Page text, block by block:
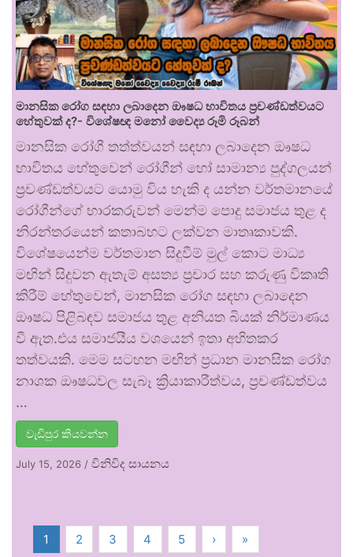
මානසික රෝග සඳහා ලබාදෙන ඖෂධ භාවිතය ප්‍රචණ්ඩත්වයට
හේතුවක් ද?- විශේෂඥ මනෝ වෛද්‍ය රූමි රූබන්
මානසික රෝගී තත්ත්වයන් සඳහා ලබාදෙන ඖෂධ
භාවිතය හේතුවෙන් රෝගීන් හෝ සාමාන්‍ය පුද්ගලයන්
ප්‍රචණ්ඩත්වයට යොමු විය හැකි ද යන්න වර්තමානයේ
රෝගීන්ගේ භාරකරුවන් මෙන්ම පොදු සමාජය තුළ ද
නිරන්තරයෙන් කතාබහට ලක්වන මාතෘකාවකි.
විශේෂයෙන්ම වර්තමාන සිදුවීම් මුල් කොට මාධ්‍ය
මඟින් සිදුවන ඇතැම් අසත්‍ය ප්‍රචාර සහ කරුණු විකෘති
කිරීම් හේතුවෙන්, මානසික රෝග සඳහා ලබාදෙන
ඖෂධ පිළිබඳව සමාජය තුළ අනියත බියක් නිර්මාණය
වී ඇත.එය සමාජයීය වශයෙන් ඉතා අහිතකර
තත්වයකි. මෙම සටහන මඟින් ප්‍රධාන මානසික රෝග
නාශක ඖෂධවල සැබෑ ක්‍රියාකාරීත්වය, ප්‍රචණ්ඩත්වය
…
වැඩිපුර කියවන්න
July 15, 2026 / විනිවිද සායනය
1 2 3 4 5 › »